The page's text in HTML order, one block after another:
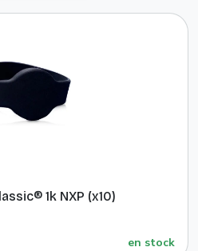
1k NXP (x10)
en stock